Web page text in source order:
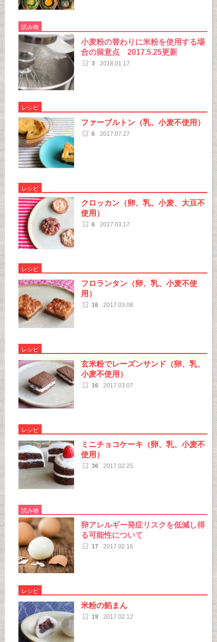
読み物
小麦粉の替わりに米粉を使用する場
合の留意点 2017.5.25更新
3 2018.01.17
レシピ
ファーブルトン（乳、小麦不使用）
6 2017.07.27
レシピ
クロッカン（卵、乳、小麦、大豆不
使用）
6 2017.03.17
レシピ
フロランタン（卵、乳、小麦不使
用）
16 2017.03.08
レシピ
玄米粉でレーズンサンド（卵、乳、
小麦不使用）
16 2017.03.07
レシピ
ミニチョコケーキ（卵、乳、小麦不
使用）
36 2017.02.25
読み物
卵アレルギー発症リスクを低減し得
る可能性について
17 2017.02.16
レシピ
米粉の餡まん
19 2017.02.12